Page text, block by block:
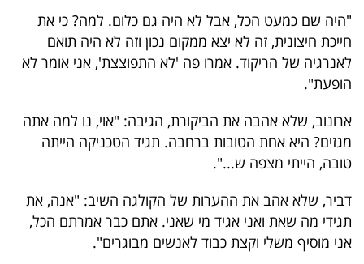
שיתופי
פעולה
דרושים
ניוזלטרים
מייל
אדום
"היה שם כמעט הכל, אבל לא היה גם כלום. למה? כי את
חייכת חיצונית, זה לא יצא ממקום נכון וזה לא היה תואם
לאנרגיה של הריקוד. אמרו פה 'לא התפוצצת', אני אומר לא
הופעת".
ארונוב, שלא אהבה את הביקורת, הגיבה: "אוי, נו למה אתה
מגזים? היא אחת הטובות ברחבה. תגיד הטכניקה הייתה
טובה, הייתי מצפה ש...".
דביר, שלא אהב את ההערות של הקולגה השיב: "אנה, את
תגידי מה שאת ואני אגיד מי שאני. אתם כבר אמרתם הכל,
אני מוסיף משלי וקצת כבוד לאנשים מבוגרים".